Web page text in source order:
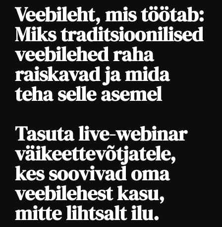
Veebileht, mis töötab:
Miks traditsioonilised
veebilehed raha
raiskavad ja mida
teha selle asemel
Tasuta live-webinar
väikeettevõtjatele,
kes soovivad oma
veebilehest kasu,
mitte lihtsalt ilu.